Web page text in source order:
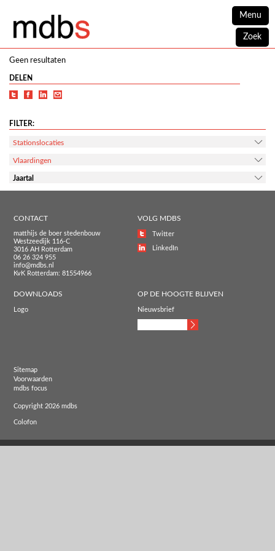
Menu
Zoek
Geen resultaten
DELEN
FILTER:
Stationslocaties
Vlaardingen
Jaartal
CONTACT
matthijs de boer stedenbouw
Westzeedijk 116-C
3016 AH Rotterdam
06 26 324 955
info@mdbs.nl
KvK Rotterdam: 81554966
VOLG MDBS
Twitter
LinkedIn
DOWNLOADS
Logo
OP DE HOOGTE BLIJVEN
Nieuwsbrief
Sitemap
Voorwaarden
mdbs focus
Copyright 2026 mdbs
Colofon